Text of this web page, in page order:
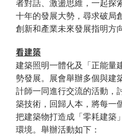
者對話、激盪思維，一起探
十年的發展大勢，尋求破局
創新和產業未來發展指明方
看建築
建築照明一體化及「正能量
勢發展。展會舉辦多個與建
計師一同進行交流的活動，
築技術，回歸人本，將每一
把建築物打造成「零耗建築
環境。舉辦活動如下：